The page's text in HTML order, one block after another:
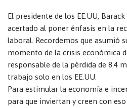
El presidente de los EE.UU,
acertado al poner énfasis en la
laboral. Recordemos que asumió
momento de la crisis económica
responsable de la pérdida de 8.4
trabajo solo en los EE.UU.
Para estimular la economía e
para que inviertan y creen con